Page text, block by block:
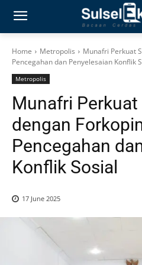
Home Metropolis
Munafri Perkuat
Pencegahan dan Penyelesaian Konflik
Metropolis
Munafri Perkuat
dengan
Pencegahan
Konflik Sosial
17 June 2025